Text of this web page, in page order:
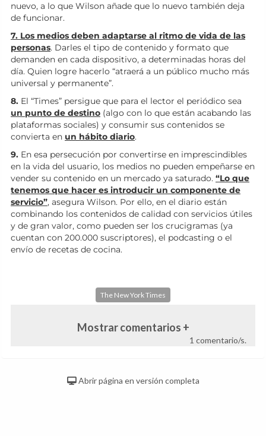
nuevo, a lo que Wilson añade que lo nuevo también deja
de funcionar.
7. Los medios deben adaptarse al ritmo de vida de las
personas. Darles el tipo de contenido y formato que
demanden en cada dispositivo, a determinadas horas del
día. Quien logre hacerlo “atraerá a un público mucho más
universal y permanente”.
8. El “Times” persigue que para el lector el periódico sea
un punto de destino (algo con lo que están acabando las
plataformas sociales) y consumir sus contenidos se
convierta en un hábito diario.
9. En esa persecución por convertirse en imprescindibles
en la vida del usuario, los medios no pueden empeñarse en
vender su contenido en un mercado ya saturado. “Lo que
tenemos que hacer es introducir un componente de
servicio”, asegura Wilson. Por ello, en el diario están
combinando los contenidos de calidad con servicios útiles
y de gran valor, como pueden ser los crucigramas (ya
cuentan con 200.000 suscriptores), el podcasting o el
envío de recetas de cocina.
The New York Times
Mostrar comentarios +
1 comentario/s.
Abrir página en versión completa